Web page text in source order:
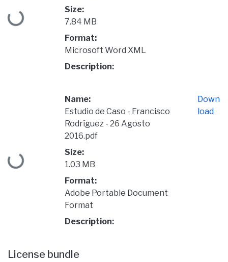
Loading...
Size:
7.84 MB
Format:
Microsoft Word XML
Description:
Loading...
Name:
Estudio de Caso - Francisco
Rodríguez - 26 Agosto
2016.pdf
Size:
1.03 MB
Format:
Adobe Portable Document
Format
Description:
Down
load
License bundle